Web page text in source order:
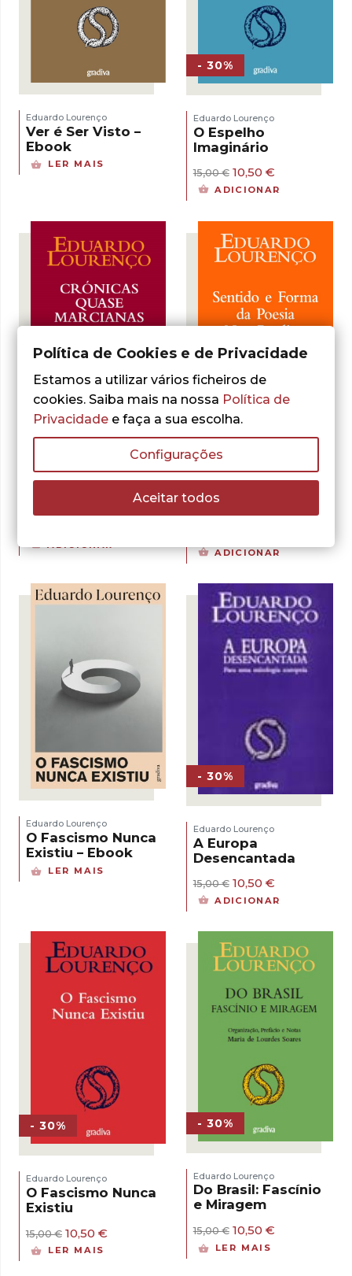
Eduardo Lourenço
Ver é Ser Visto –
Ebook
LER MAIS
- 30%
Eduardo Lourenço
O Espelho
Imaginário
15,00€ O
preço
15,00 €.
10,50 €O
preço
10,50 €.
ADICIONAR
- 30%
Eduardo Lourenço
Crónicas Quase
original
15,00 €.
atual
10,50 €.
ADICIONAR
- 30%
Sentido e Forma
da Poesia Neo-
preço
15,00 €.
preço
10,50 €.
ADICIONAR
Eduardo Lourenço
O Fascismo Nunca
Existiu – Ebook
LER MAIS
- 30%
Eduardo Lourenço
A Europa
Desencantada
15,00€ O
preço
original
15,00 €.
10,50 €O
preço
atual
10,50 €.
ADICIONAR
- 30%
Eduardo Lourenço
O Fascismo Nunca
Existiu
15,00€ O
preço
10,50 €
LER MAIS
- 30%
Eduardo Lourenço
Do Brasil: Fascínio
e Miragem
15,00€ O
preço
original
10,50 €O
LER MAIS
Política de Cookies e de Privacidade
Estamos a utilizar vários ficheiros de
cookies. Saiba mais na nossa Política de
Privacidade e faça a sua escolha.
Configurações
Aceitar todos